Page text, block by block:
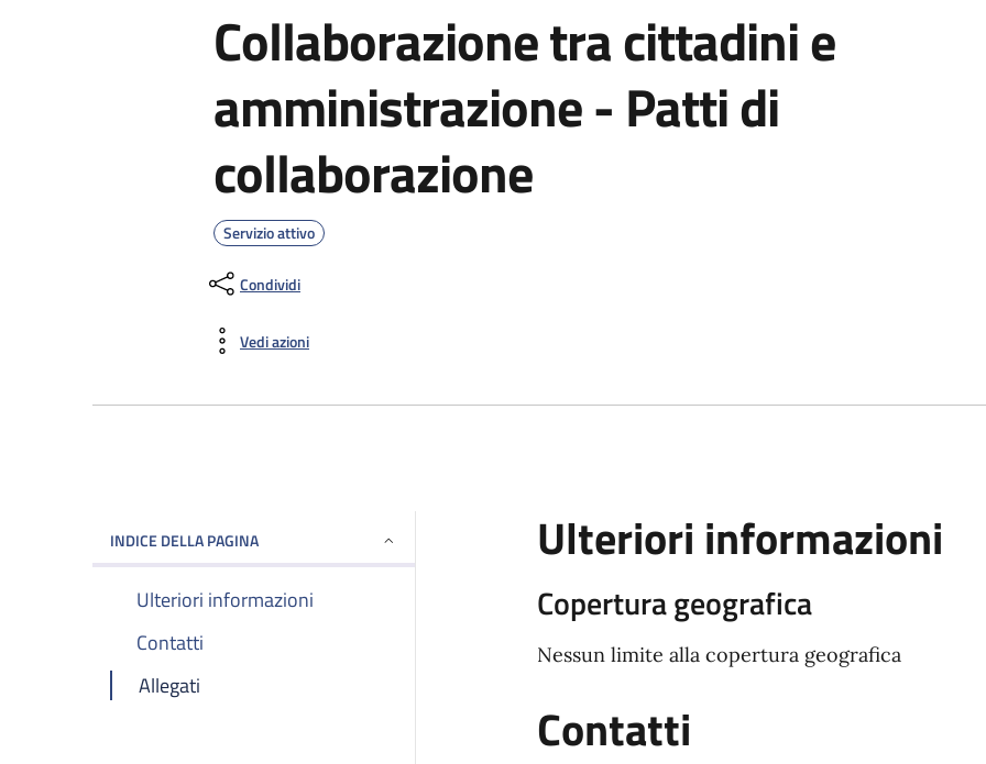
Collaborazione tra cittadini e
amministrazione - Patti di
collaborazione
Servizio attivo
Condividi
Vedi azioni
INDICE DELLA PAGINA
Ulteriori informazioni
Contatti
Allegati
Ulteriori informazioni
Copertura geografica
Nessun limite alla copertura geografica
Contatti